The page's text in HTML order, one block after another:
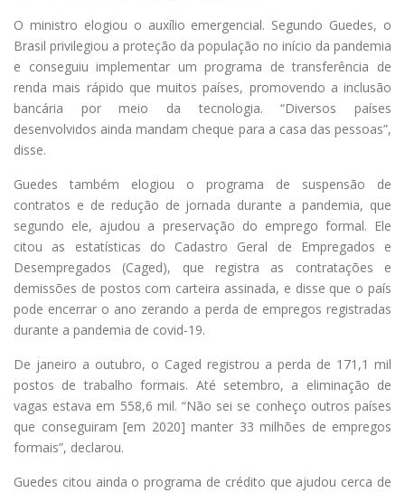
O ministro elogiou o auxílio emergencial. Segundo Guedes, o
Brasil privilegiou a proteção da população no início da pandemia
e conseguiu implementar um programa de transferência de
renda mais rápido que muitos países, promovendo a inclusão
bancária por meio da tecnologia. “Diversos países
desenvolvidos ainda mandam cheque para a casa das pessoas”,
disse.
Guedes também elogiou o programa de suspensão de
contratos e de redução de jornada durante a pandemia, que
segundo ele, ajudou a preservação do emprego formal. Ele
citou as estatísticas do Cadastro Geral de Empregados e
Desempregados (Caged), que registra as contratações e
demissões de postos com carteira assinada, e disse que o país
pode encerrar o ano zerando a perda de empregos registradas
durante a pandemia de covid-19.
De janeiro a outubro, o Caged registrou a perda de 171,1 mil
postos de trabalho formais. Até setembro, a eliminação de
vagas estava em 558,6 mil. “Não sei se conheço outros países
que conseguiram [em 2020] manter 33 milhões de empregos
formais”, declarou.
Guedes citou ainda o programa de crédito que ajudou cerca de